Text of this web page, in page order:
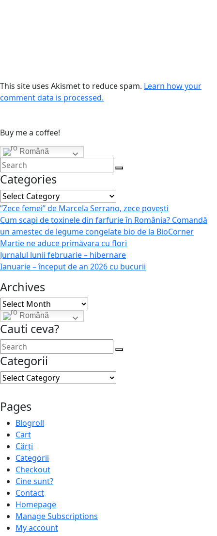
This site uses Akismet to reduce spam. Learn how your
comment data is processed.
Buy me a coffee!
Română
Categories
Categories
”Zece femei” de Marcela Serrano, zece povești
Cum scapi de toxinele din farfurie în România? Comandă
un amestec de legume congelate bio de la BioCorner
Martie ne aduce primăvara cu flori
Jurnalul lunii februarie – hibernare
Ianuarie – început de an 2026 cu bucurii
Archives
Archives
Română
Cauti ceva?
Categorii
Categorii
Pages
Blogroll
Cart
Cărți
Categorii
Checkout
Cine sunt?
Contact
Homepage
Manage Subscriptions
My account